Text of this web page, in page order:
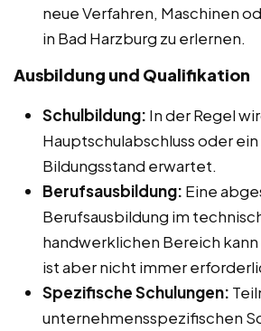
neue Verfahren, Maschinen
in Bad Harzburg zu erlernen.
Ausbildung und Qualifikation
Schulbildung: In der Regel
Hauptschulabschluss oder
Bildungsstand erwartet.
Berufsausbildung: Eine
Berufsausbildung im
handwerklichen Bereich kann
ist aber nicht immer
Spezifische Schulungen:
unternehmensspezifischen